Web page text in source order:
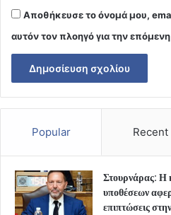
Αποθήκευσε το όνομά μου,
αυτόν τον πλοηγό για την
Popular Recent
Στουρνάρας: Η
υποθέσεων
επιπτώσεις